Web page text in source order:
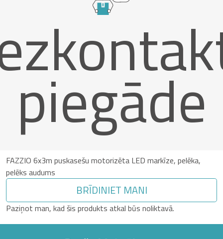
piegāde
FAZZIO 6x3m puskasešu motorizēta LED markīze, pelēka,
pelēks audums
BRĪDINIET MANI
Paziņot man, kad šis produkts atkal būs noliktavā.